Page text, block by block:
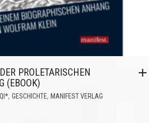
PROLETARISCHEN
(EBOOK)
, GESCHICHTE, MANIFEST VERLAG